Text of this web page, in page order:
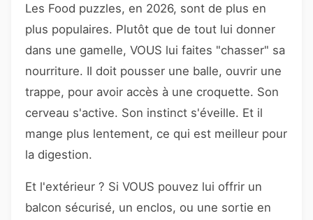
Les Food puzzles, en 2026, sont de plus en
plus populaires. Plutôt que de tout lui donner
dans une gamelle, VOUS lui faites "chasser" sa
nourriture. Il doit pousser une balle, ouvrir une
trappe, pour avoir accès à une croquette. Son
cerveau s'active. Son instinct s'éveille. Et il
mange plus lentement, ce qui est meilleur pour
la digestion.
Et l'extérieur ? Si VOUS pouvez lui offrir un
balcon sécurisé, un enclos, ou une sortie en